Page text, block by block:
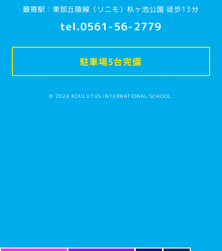
最寄駅：東部丘陵線（リニモ）杁ヶ池公園 徒歩13分
tel.0561-56-2779
駐車場5台完備
© 2024 KOULUTUS INTERNATIONAL SCHOOL.